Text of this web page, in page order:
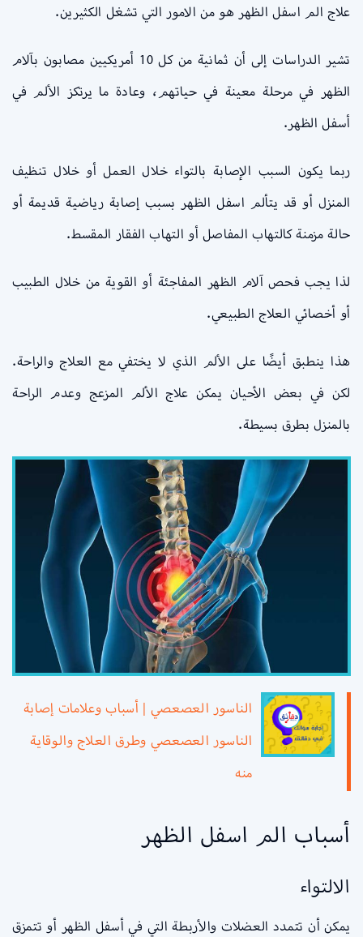
علاج الم اسفل الظهر هو من الامور التي تشغل الكثيرين.
تشير الدراسات إلى أن ثمانية من كل 10 أمريكيين مصابون بآلام
الظهر في مرحلة معينة في حياتهم، وعادة ما يرتكز الألم في
أسفل الظهر.
ربما يكون السبب الإصابة بالتواء خلال العمل أو خلال تنظيف
المنزل أو قد يتألم اسفل الظهر بسبب إصابة رياضية قديمة أو
حالة مزمنة كالتهاب المفاصل أو التهاب الفقار المقسط.
لذا يجب فحص آلام الظهر المفاجئة أو القوية من خلال الطبيب
أو أخصائي العلاج الطبيعي.
هذا ينطبق أيضًا على الألم الذي لا يختفي مع العلاج والراحة.
لكن في بعض الأحيان يمكن علاج الألم المزعج وعدم الراحة
بالمنزل بطرق بسيطة.
الناسور العصعصي | أسباب وعلامات إصابة
الناسور العصعصي وطرق العلاج والوقاية
منه
أسباب الم اسفل الظهر
الالتواء
يمكن أن تتمدد العضلات والأربطة التي في أسفل الظهر أو تتمزق